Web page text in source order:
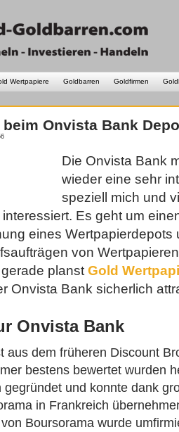
Wertpapiere Goldbarren Goldfirmen
Onvista Bank
Die Onvista Bank
wieder eine sehr
speziell mich und
Es geht um
eines Wertpapierdepots
von
planst Gold
Onvista Bank sicherlich
Onvista Bank
aus dem früheren Discount
bestens bewertet wurden
gegründet und konnte dank
in Frankreich
Boursorama wurde